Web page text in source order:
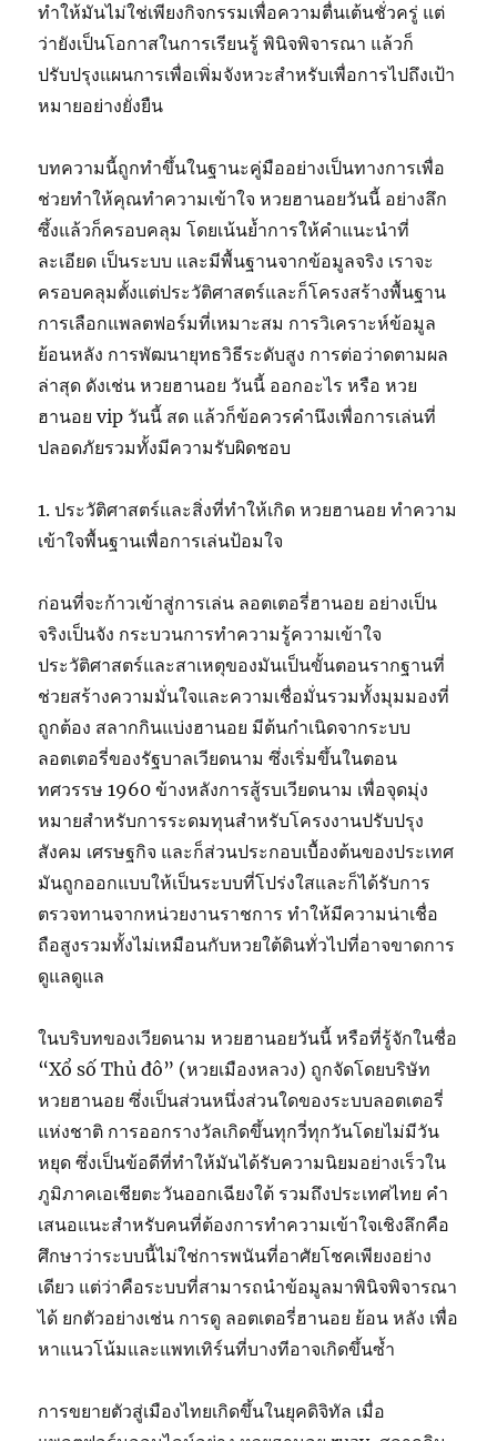
ทำให้มันไม่ใช่เพียงกิจกรรมเพื่อความตื่นเต้นชั่วครู่ แต่
ว่ายังเป็นโอกาสในการเรียนรู้ พินิจพิจารณา แล้วก็
ปรับปรุงแผนการเพื่อเพิ่มจังหวะสำหรับเพื่อการไปถึงเป้า
หมายอย่างยั่งยืน
บทความนี้ถูกทำขึ้นในฐานะคู่มืออย่างเป็นทางการเพื่อ
ช่วยทำให้คุณทำความเข้าใจ หวยฮานอยวันนี้ อย่างลึก
ซึ้งแล้วก็ครอบคลุม โดยเน้นย้ำการให้คำแนะนำที่
ละเอียด เป็นระบบ และมีพื้นฐานจากข้อมูลจริง เราจะ
ครอบคลุมตั้งแต่ประวัติศาสตร์และก็โครงสร้างพื้นฐาน
การเลือกแพลตฟอร์มที่เหมาะสม การวิเคราะห์ข้อมูล
ย้อนหลัง การพัฒนายุทธวิธีระดับสูง การต่อว่าดตามผล
ล่าสุด ดังเช่น หวยฮานอย วันนี้ ออกอะไร หรือ หวย
ฮานอย vip วันนี้ สด แล้วก็ข้อควรคำนึงเพื่อการเล่นที่
ปลอดภัยรวมทั้งมีความรับผิดชอบ
1. ประวัติศาสตร์และสิ่งที่ทำให้เกิด หวยฮานอย ทำความ
เข้าใจพื้นฐานเพื่อการเล่นป้อมใจ
ก่อนที่จะก้าวเข้าสู่การเล่น ลอตเตอรี่ฮานอย อย่างเป็น
จริงเป็นจัง กระบวนการทำความรู้ความเข้าใจ
ประวัติศาสตร์และสาเหตุของมันเป็นขั้นตอนรากฐานที่
ช่วยสร้างความมั่นใจและความเชื่อมั่นรวมทั้งมุมมองที่
ถูกต้อง สลากกินแบ่งฮานอย มีต้นกำเนิดจากระบบ
ลอตเตอรี่ของรัฐบาลเวียดนาม ซึ่งเริ่มขึ้นในตอน
ทศวรรษ 1960 ข้างหลังการสู้รบเวียดนาม เพื่อจุดมุ่ง
หมายสำหรับการระดมทุนสำหรับโครงงานปรับปรุง
สังคม เศรษฐกิจ และก็ส่วนประกอบเบื้องต้นของประเทศ
มันถูกออกแบบให้เป็นระบบที่โปร่งใสและก็ได้รับการ
ตรวจทานจากหน่วยงานราชการ ทำให้มีความน่าเชื่อ
ถือสูงรวมทั้งไม่เหมือนกับหวยใต้ดินทั่วไปที่อาจขาดการ
ดูแลดูแล
ในบริบทของเวียดนาม หวยฮานอยวันนี้ หรือที่รู้จักในชื่อ
“Xổ số Thủ đô” (หวยเมืองหลวง) ถูกจัดโดยบริษัท
หวยฮานอย ซึ่งเป็นส่วนหนึ่งส่วนใดของระบบลอตเตอรี่
แห่งชาติ การออกรางวัลเกิดขึ้นทุกวี่ทุกวันโดยไม่มีวัน
หยุด ซึ่งเป็นข้อดีที่ทำให้มันได้รับความนิยมอย่างเร็วใน
ภูมิภาคเอเชียตะวันออกเฉียงใต้ รวมถึงประเทศไทย คำ
เสนอแนะสำหรับคนที่ต้องการทำความเข้าใจเชิงลึกคือ
ศึกษาว่าระบบนี้ไม่ใช่การพนันที่อาศัยโชคเพียงอย่าง
เดียว แต่ว่าคือระบบที่สามารถนำข้อมูลมาพินิจพิจารณา
ได้ ยกตัวอย่างเช่น การดู ลอตเตอรี่ฮานอย ย้อน หลัง เพื่อ
หาแนวโน้มและแพทเทิร์นที่บางทีอาจเกิดขึ้นซ้ำ
การขยายตัวสู่เมืองไทยเกิดขึ้นในยุคดิจิทัล เมื่อ